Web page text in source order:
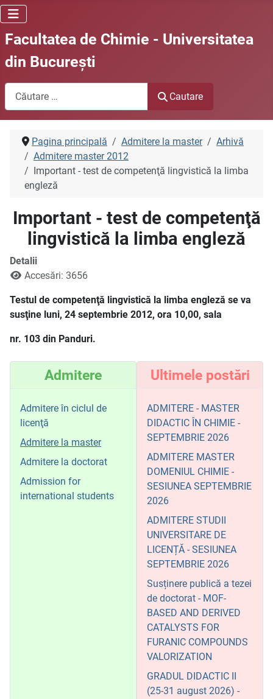
Facultatea de Chimie - Universitatea
din Bucureşti
Cautare
Cautare
Pagina principală Admitere la master
Arhivă
Admitere master 2012
Important - test de competenţă lingvistică la limba
engleză
Important - test de competenţă
lingvistică la limba engleză
Detalii
Accesări: 3656
Testul de competenţă lingvistică la limba engleză se va
susţine luni, 24 septembrie 2012, ora 10,00, sala
nr. 103 din Panduri.
Admitere
Admitere în ciclul de
licenţă
Admitere la master
Admitere la doctorat
Admission for
international students
Ultimele postări
ADMITERE - MASTER
DIDACTIC ÎN CHIMIE -
SEPTEMBRIE 2026
ADMITERE MASTER
DOMENIUL CHIMIE -
SESIUNEA SEPTEMBRIE
2026
ADMITERE STUDII
UNIVERSITARE DE
LICENȚĂ - SESIUNEA
SEPTEMBRIE 2026
Susținere publică a tezei
de doctorat - MOF-
BASED AND DERIVED
CATALYSTS FOR
FURANIC COMPOUNDS
VALORIZATION
GRADUL DIDACTIC II
(25-31 august 2026) -